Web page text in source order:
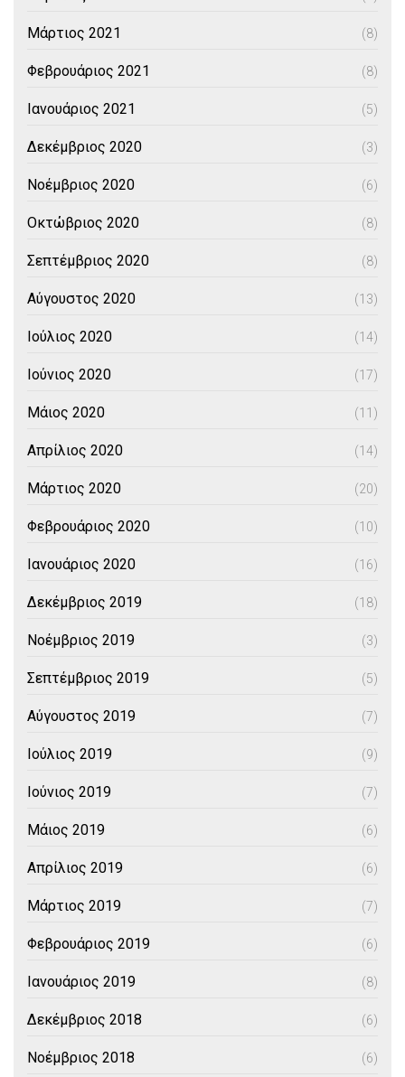
Μάρτιος 2021 (8)
Φεβρουάριος 2021 (8)
Ιανουάριος 2021 (5)
Δεκέμβριος 2020 (3)
Νοέμβριος 2020 (6)
Οκτώβριος 2020 (8)
Σεπτέμβριος 2020 (8)
Αύγουστος 2020 (13)
Ιούλιος 2020 (14)
Ιούνιος 2020 (17)
Μάιος 2020 (11)
Απρίλιος 2020 (14)
Μάρτιος 2020 (20)
Φεβρουάριος 2020 (10)
Ιανουάριος 2020 (16)
Δεκέμβριος 2019 (18)
Νοέμβριος 2019 (3)
Σεπτέμβριος 2019 (5)
Αύγουστος 2019 (7)
Ιούλιος 2019 (9)
Ιούνιος 2019 (7)
Μάιος 2019 (6)
Απρίλιος 2019 (6)
Μάρτιος 2019 (7)
Φεβρουάριος 2019 (6)
Ιανουάριος 2019 (8)
Δεκέμβριος 2018 (6)
Νοέμβριος 2018 (6)